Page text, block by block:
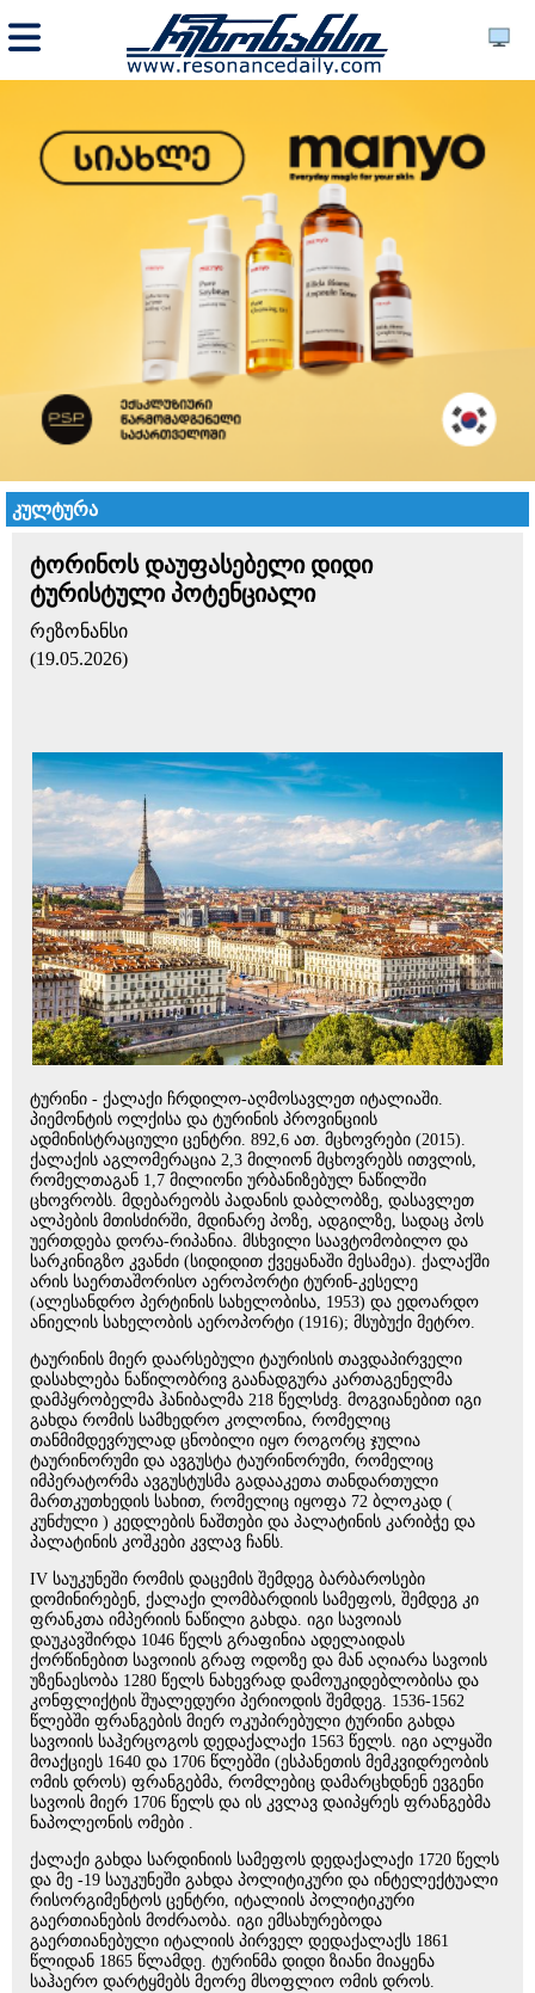
კულტურა
ტორინოს დაუფასებელი დიდი
ტურისტული პოტენციალი
რეზონანსი
(19.05.2026)
ტურინი - ქალაქი ჩრდილო-აღმოსავლეთ იტალიაში.
პიემონტის ოლქისა და ტურინის პროვინციის
ადმინისტრაციული ცენტრი. 892,6 ათ. მცხოვრები (2015).
ქალაქის აგლომერაცია 2,3 მილიონ მცხოვრებს ითვლის,
რომელთაგან 1,7 მილიონი ურბანიზებულ ნაწილში
ცხოვრობს. მდებარეობს პადანის დაბლობზე, დასავლეთ
ალპების მთისძირში, მდინარე პოზე, ადგილზე, სადაც პოს
უერთდება დორა-რიპანია. მსხვილი საავტომობილო და
სარკინიგზო კვანძი (სიდიდით ქვეყანაში მესამეა). ქალაქში
არის საერთაშორისო აეროპორტი ტურინ-კესელე
(ალესანდრო პერტინის სახელობისა, 1953) და ედოარდო
ანიელის სახელობის აეროპორტი (1916); მსუბუქი მეტრო.
ტაურინის მიერ დაარსებული ტაურისის თავდაპირველი
დასახლება ნაწილობრივ გაანადგურა კართაგენელმა
დამპყრობელმა ჰანიბალმა 218 წელსძვ. მოგვიანებით იგი
გახდა რომის სამხედრო კოლონია, რომელიც
თანმიმდევრულად ცნობილი იყო როგორც ჯულია
ტაურინორუმი და ავგუსტა ტაურინორუმი, რომელიც
იმპერატორმა ავგუსტუსმა გადააკეთა თანდართული
მართკუთხედის სახით, რომელიც იყოფა 72 ბლოკად (
კუნძული ) კედლების ნაშთები და პალატინის კარიბჭე და
პალატინის კოშკები კვლავ ჩანს.
IV საუკუნეში რომის დაცემის შემდეგ ბარბაროსები
დომინირებენ, ქალაქი ლომბარდიის სამეფოს, შემდეგ კი
ფრანკთა იმპერიის ნაწილი გახდა. იგი სავოიას
დაუკავშირდა 1046 წელს გრაფინია ადელაიდას
ქორწინებით სავოიის გრაფ ოდოზე და მან აღიარა სავოის
უზენაესობა 1280 წელს ნახევრად დამოუკიდებლობისა და
კონფლიქტის შუალედური პერიოდის შემდეგ. 1536-1562
წლებში ფრანგების მიერ ოკუპირებული ტურინი გახდა
სავოიის საჰერცოგოს დედაქალაქი 1563 წელს. იგი ალყაში
მოაქციეს 1640 და 1706 წლებში (ესპანეთის მემკვიდრეობის
ომის დროს) ფრანგებმა, რომლებიც დამარცხდნენ ევგენი
სავოის მიერ 1706 წელს და ის კვლავ დაიპყრეს ფრანგებმა
ნაპოლეონის ომები .
ქალაქი გახდა სარდინიის სამეფოს დედაქალაქი 1720 წელს
და მე -19 საუკუნეში გახდა პოლიტიკური და ინტელექტუალი
რისორგიმენტოს ცენტრი, იტალიის პოლიტიკური
გაერთიანების მოძრაობა. იგი ემსახურებოდა
გაერთიანებული იტალიის პირველ დედაქალაქს 1861
წლიდან 1865 წლამდე. ტურინმა დიდი ზიანი მიაყენა
საჰაერო დარტყმებს მეორე მსოფლიო ომის დროს.